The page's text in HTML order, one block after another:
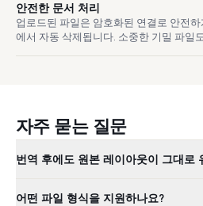
안전한 문서 처리
업로드된 파일은 암호화된 연결로 안전
에서 자동 삭제됩니다. 소중한 기밀 파일
자주 묻는 질문
번역 후에도 원본 레이아웃이 그대로
어떤 파일 형식을 지원하나요?